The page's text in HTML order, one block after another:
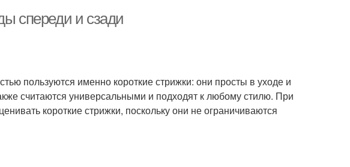
спереди и сзади
пользуются именно короткие стрижки: они просты в уходе и
считаются универсальными и подходят к любому стилю. При
короткие стрижки, поскольку они не ограничиваются